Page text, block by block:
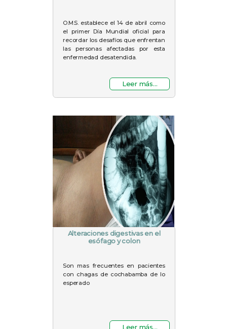
O.M.S. establece el 14 de abril como
el primer Día Mundial oficial para
recordar los desafíos que enfrentan
las personas afectadas por esta
enfermedad desatendida.
Leer más...
Alteraciones digestivas en el
esófago y colon
Son mas frecuentes en pacientes
con chagas de cochabamba de lo
esperado
Leer más...